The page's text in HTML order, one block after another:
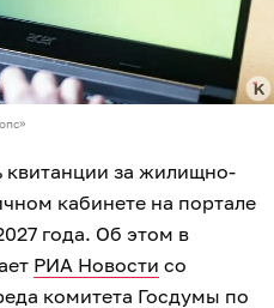
квитанции за жилищно-
кабинете на портале
года. Об этом в
РИА Новости со
комитета Госдумы по